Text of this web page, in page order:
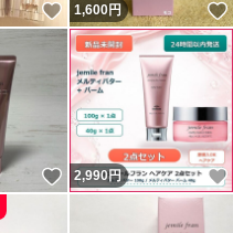
いいね！
1,600円
いいね！
2,990円